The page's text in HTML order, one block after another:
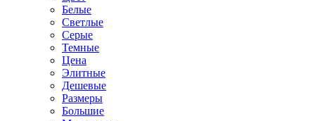
Белые
Светлые
Серые
Темные
Цена
Элитные
Дешевые
Размеры
Большие